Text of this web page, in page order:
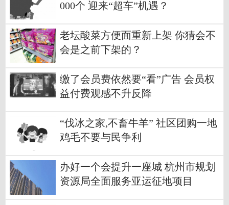
000个 迎来“超车”机遇？
老坛酸菜方便面重新上架 你猜会不
会是之前下架的？
缴了会员费依然要“看”广告 会员权
益付费观感不升反降
“伐冰之家,不畜牛羊” 社区团购一地
鸡毛不要与民争利
办好一个会提升一座城 杭州市规划
资源局全面服务亚运征地项目